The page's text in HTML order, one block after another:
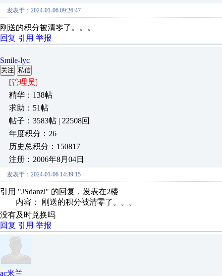
发表于：2024-01-06 09:26:47
刚送的积分被清零了。。。
回复 引用 举报
Smile-lyc
关注 私信
[管理员]
精华：138帖
求助：51帖
帖子：3583帖 | 22508回
年度积分：26
历史总积分：150817
注册：2006年8月04日
发表于：2024-01-06 14:39:15
引用 "JSdanzi" 的回复，发表在2楼
内容： 刚送的积分被清零了。。。
没有及时兑换吗
回复 引用 举报
ac米兰